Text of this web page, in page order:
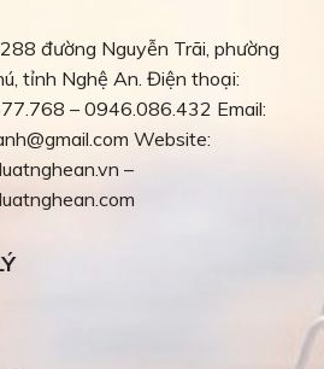
đường Nguyễn Trãi, phường
tỉnh Nghệ An. Điện thoại:
– 0946.086.432 Email:
Website:
–